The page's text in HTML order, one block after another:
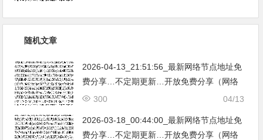
随机文章
2026-04-13_21:51:56_最新网络节点地址免
费分享…不定期更新…开放免费分享（网络
免费节点香港|日本|韩国|新加坡|台湾|马来西
04/13
300
2026-03-18_00:44:00_最新网络节点地址免
费分享…不定期更新…开放免费分享（网络